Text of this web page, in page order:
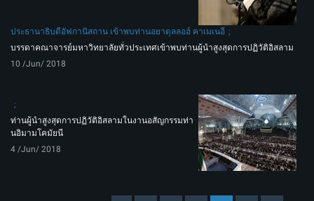
ประธานาธิบดีอัฟกานิสถาน เข้าพบท่านอยาตุลลอฮ์ คาเมเนอี
บรรดาคณาจารย์มหาวิทยาลัยทั่วประเทศเข้าพบท่านผู้นำสูงสุดการปฏิวัติอิสลาม
10 /Jun/ 2018
ท่านผู้นำสูงสุดการปฏิวัติอิสลามในงานอสัญกรรมท่า
นอิมามโคมัยนี
4 /Jun/ 2018